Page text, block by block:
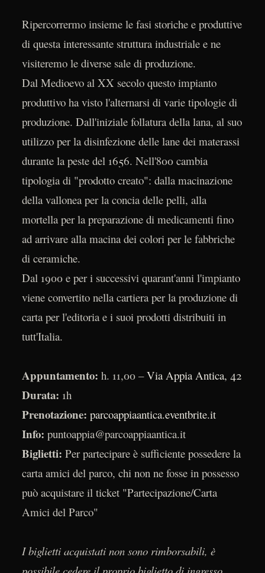
Ripercorrermo insieme le fasi storiche e produttive
di questa interessante struttura industriale e ne
visiteremo le diverse sale di produzione.
Dal Medioevo al XX secolo questo impianto
produttivo ha visto l'alternarsi di varie tipologie di
produzione. Dall'iniziale follatura della lana, al suo
utilizzo per la disinfezione delle lane dei materassi
durante la peste del 1656. Nell'800 cambia
tipologia di "prodotto creato": dalla macinazione
della vallonea per la concia delle pelli, alla
mortella per la preparazione di medicamenti fino
ad arrivare alla macina dei colori per le fabbriche
di ceramiche.
Dal 1900 e per i successivi quarant'anni l'impianto
viene convertito nella cartiera per la produzione di
carta per l'editoria e i suoi prodotti distribuiti in
tutt'Italia.
Appuntamento: h. 11,00 –Via Appia Antica, 42
Durata: 1h
Prenotazione: parcoappiaantica.eventbrite.it
Info: puntoappia@parcoappiaantica.it
Biglietti: Per partecipare è sufficiente possedere la
carta amici del parco, chi non ne fosse in possesso
può acquistare il ticket "Partecipazione/Carta
Amici del Parco"
I biglietti acquistati non sono rimborsabili, è